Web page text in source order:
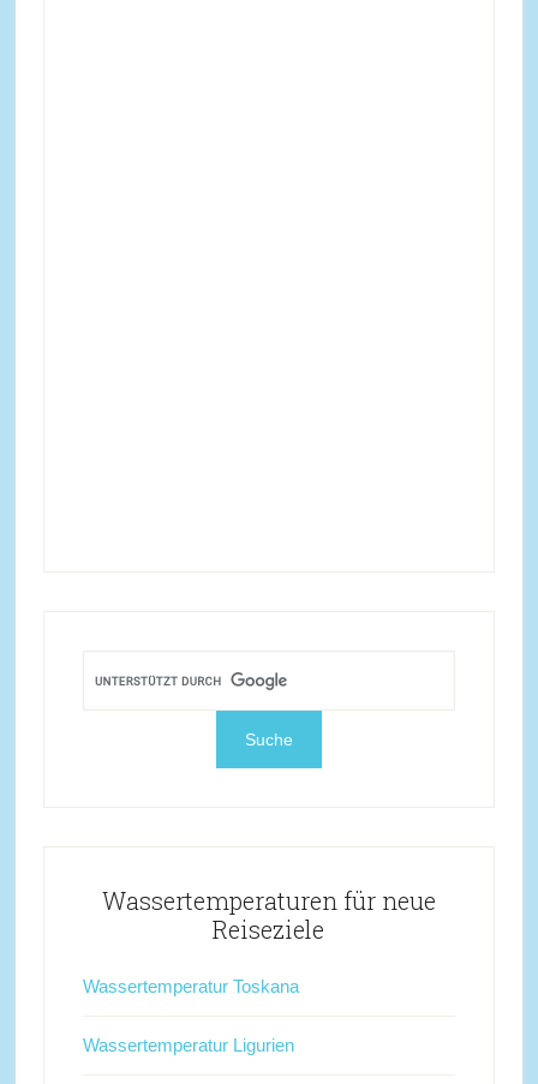
Wassertemperaturen für neue
Reiseziele
Wassertemperatur Toskana
Wassertemperatur Ligurien